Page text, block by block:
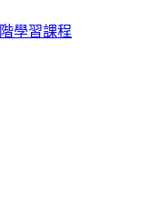
學習課程